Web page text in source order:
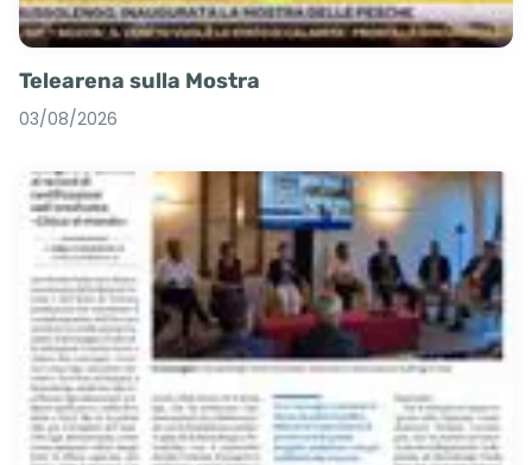
Telearena sulla Mostra
03/08/2026